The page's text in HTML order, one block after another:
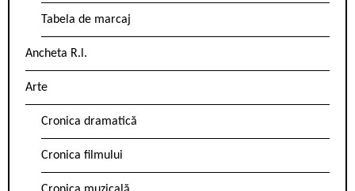
Tabela de marcaj
Ancheta R.l.
Arte
Cronica dramatică
Cronica filmului